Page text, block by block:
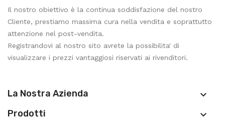
Il nostro obiettivo è la continua soddisfazione del nostro
Cliente, prestiamo massima cura nella vendita e soprattutto
attenzione nel post-vendita.
Registrandovi al nostro sito avrete la possibilita' di
visualizzare i prezzi vantaggiosi riservati ai rivenditori.
La Nostra Azienda 
Prodotti 